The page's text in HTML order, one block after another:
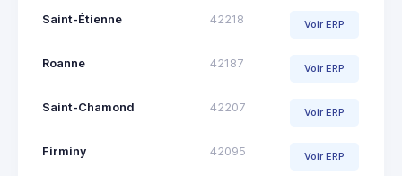
Saint-Étienne 42218 Voir ERP
Roanne 42187 Voir ERP
Saint-Chamond 42207 Voir ERP
Firminy 42095 Voir ERP